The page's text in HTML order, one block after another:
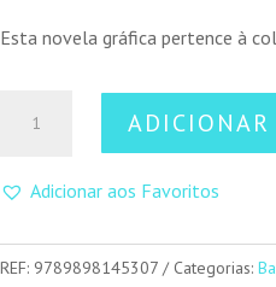
Esta novela gráfica pertence à
época
rosas
ADICIONAR
Adicionar aos Favoritos
REF: 9789898145307 Categorias: